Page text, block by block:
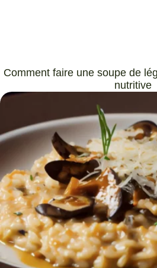
Comment faire une soupe de
nutritive